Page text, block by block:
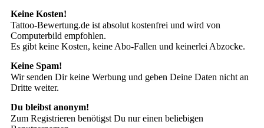
Keine Kosten!
Tattoo-Bewertung.de ist absolut kostenfrei und wird von
Computerbild empfohlen.
Es gibt keine Kosten, keine Abo-Fallen und keinerlei Abzocke.
Keine Spam!
Wir senden Dir keine Werbung und geben Deine Daten nicht an
Dritte weiter.
Du bleibst anonym!
Zum Registrieren benötigst Du nur einen beliebigen